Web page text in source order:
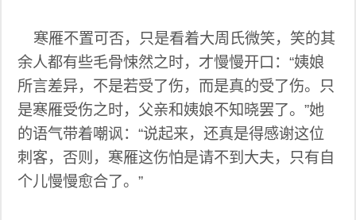
寒雁不置可否，只是看着大周氏微笑，笑的其
余人都有些毛骨悚然之时，才慢慢开口：“姨娘
所言差异，不是若受了伤，而是真的受了伤。只
是寒雁受伤之时，父亲和姨娘不知晓罢了。”她
的语气带着嘲讽：“说起来，还真是得感谢这位
刺客，否则，寒雁这伤怕是请不到大夫，只有自
个儿慢慢愈合了。”